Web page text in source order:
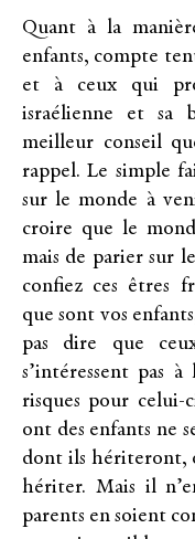
Quant à la
enfants, compte
et à ceux qui
israélienne et sa
meilleur conseil
rappel. Le simple
sur le monde à
croire que le
mais de parier sur
confiez ces êtres
que sont vos
pas dire que
s’intéressent pas
risques pour celui-
ont des enfants ne
dont ils hériteront,
hériter. Mais il
parents en soient